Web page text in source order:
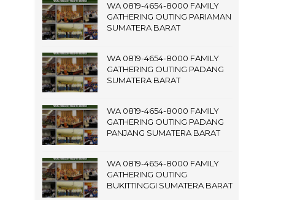
WA 0819-4654-8000 FAMILY
GATHERING OUTING PARIAMAN
SUMATERA BARAT
WA 0819-4654-8000 FAMILY
GATHERING OUTING PADANG
SUMATERA BARAT
WA 0819-4654-8000 FAMILY
GATHERING OUTING PADANG
PANJANG SUMATERA BARAT
WA 0819-4654-8000 FAMILY
GATHERING OUTING
BUKITTINGGI SUMATERA BARAT